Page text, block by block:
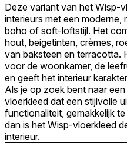
Deze variant van het Wisp-
interieurs met een moderne,
boho of soft-loftstijl. Het
hout, beigetinten, crèmes,
van baksteen en terracotta.
voor de woonkamer, de
en geeft het interieur
Als je op zoek bent naar
vloerkleed dat een stijlvolle
functionaliteit, gemakkelijk
dan is het Wisp-vloerkleed
interieur.